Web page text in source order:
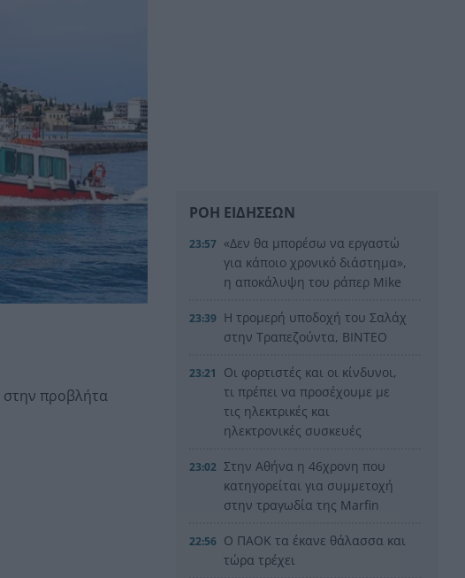
στην προβλήτα
ΡΟΗ ΕΙΔΗΣΕΩΝ
23:57 «Δεν θα μπορέσω να εργαστώ
για κάποιο χρονικό διάστημα»,
η αποκάλυψη του ράπερ Mike
23:39 Η τρομερή υποδοχή του Σαλάχ
στην Τραπεζούντα, ΒΙΝΤΕΟ
23:21
Οι φορτιστές και οι κίνδυνοι,
τι πρέπει να προσέχουμε με
τις ηλεκτρικές και
ηλεκτρονικές συσκευές
23:02 Στην Αθήνα η 46χρονη που
κατηγορείται για συμμετοχή
στην τραγωδία της Marfin
22:56 Ο ΠΑΟΚ τα έκανε θάλασσα και
τώρα τρέχει